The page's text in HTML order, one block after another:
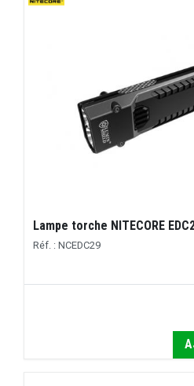
Lampe torche NITECORE
Réf. : NCEDC29